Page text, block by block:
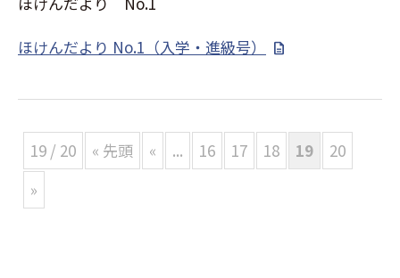
ほけんだより No.1（入学・進級号）
19 / 20 « 先頭 « ... 16 17 18 19
20
»